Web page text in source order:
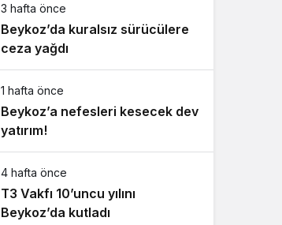
3 hafta önce
Beykoz’da kuralsız sürücülere
ceza yağdı
1 hafta önce
Beykoz’a nefesleri kesecek dev
yatırım!
4 hafta önce
T3 Vakfı 10’uncu yılını
Beykoz’da kutladı